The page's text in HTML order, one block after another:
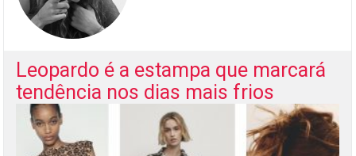
Leopardo é a estampa que marcará
tendência nos dias mais frios